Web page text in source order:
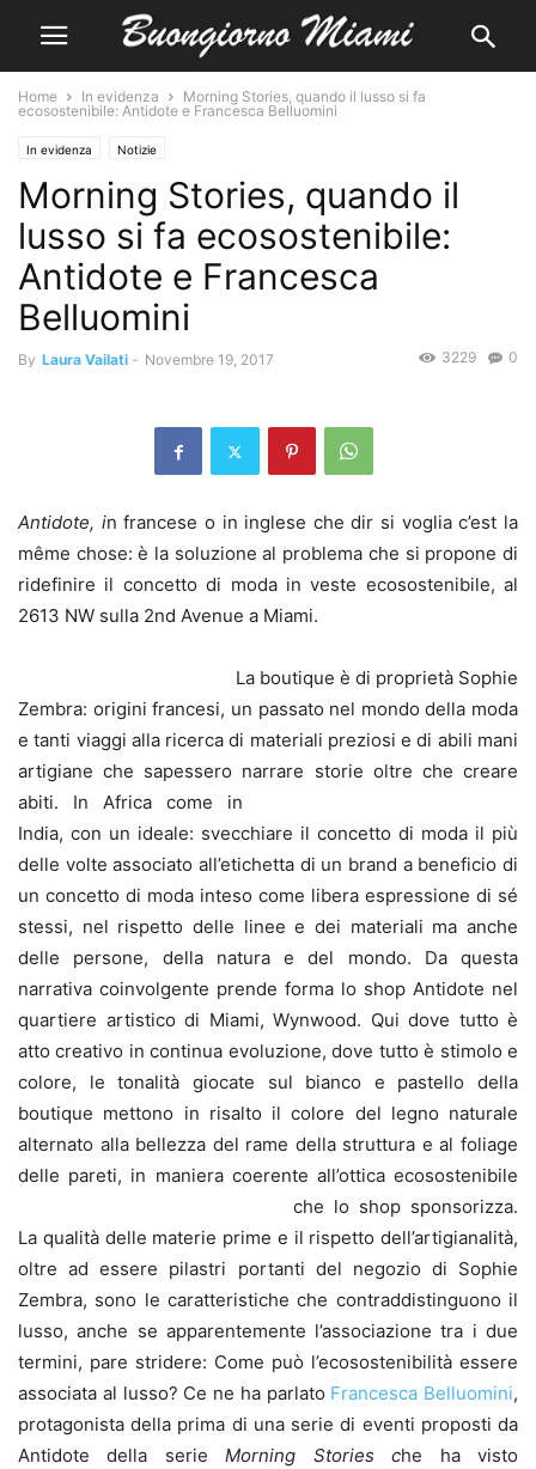
Home In evidenza
Morning Stories, quando il lusso si fa
ecosostenibile: Antidote e Francesca Belluomini
In evidenza Notizie
Morning Stories, quando il
lusso si fa ecosostenibile:
Antidote e Francesca
Belluomini
By Laura Vailati - Novembre 19, 2017 0
3229
Antidote, in francese o in inglese che dir si voglia c’est la
même chose: è la soluzione al problema che si propone di
ridefinire il concetto di moda in veste ecosostenibile, al
2613 NW sulla 2nd Avenue a Miami.
La boutique è di proprietà Sophie
Zembra: origini francesi, un passato nel mondo della moda
e tanti viaggi alla ricerca di materiali preziosi e di abili mani
artigiane che sapessero narrare storie oltre che creare
abiti. In Africa come in
India, con un ideale: svecchiare il concetto di moda il più
delle volte associato all’etichetta di un brand a beneficio di
un concetto di moda inteso come libera espressione di sé
stessi, nel rispetto delle linee e dei materiali ma anche
delle persone, della natura e del mondo. Da questa
narrativa coinvolgente prende forma lo shop Antidote nel
quartiere artistico di Miami, Wynwood. Qui dove tutto è
atto creativo in continua evoluzione, dove tutto è stimolo e
colore, le tonalità giocate sul bianco e pastello della
boutique mettono in risalto il colore del legno naturale
alternato alla bellezza del rame della struttura e al foliage
delle pareti, in maniera coerente all’ottica ecosostenibile
che lo shop sponsorizza.
La qualità delle materie prime e il rispetto dell’artigianalità,
oltre ad essere pilastri portanti del negozio di Sophie
Zembra, sono le caratteristiche che contraddistinguono il
lusso, anche se apparentemente l’associazione tra i due
termini, pare stridere: Come può l’ecosostenibilità essere
associata al lusso? Ce ne ha parlato Francesca Belluomini,
protagonista della prima di una serie di eventi proposti da
Antidote della serieMorning Stories che ha visto